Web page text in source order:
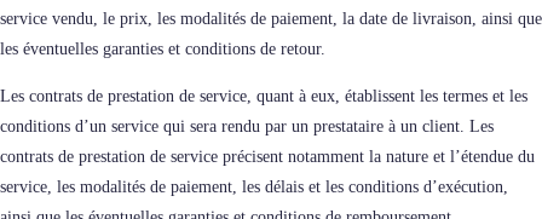
service vendu, le prix, les modalités de paiement, la date de livraison, ainsi que
les éventuelles garanties et conditions de retour.
Les contrats de prestation de service, quant à eux, établissent les termes et les
conditions d’un service qui sera rendu par un prestataire à un client. Les
contrats de prestation de service précisent notamment la nature et l’étendue du
service, les modalités de paiement, les délais et les conditions d’exécution,